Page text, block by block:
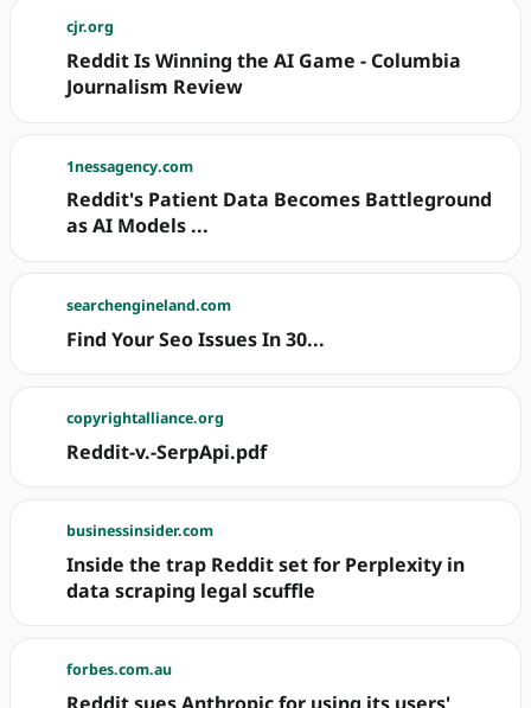
cjr.org
Reddit Is Winning the AI Game - Columbia
Journalism Review
1nessagency.com
Reddit's Patient Data Becomes Battleground
as AI Models ...
searchengineland.com
Find Your Seo Issues In 30...
copyrightalliance.org
Reddit-v.-SerpApi.pdf
businessinsider.com
Inside the trap Reddit set for Perplexity in
data scraping legal scuffle
forbes.com.au